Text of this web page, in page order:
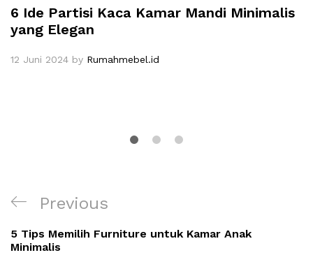
6 Ide Partisi Kaca Kamar Mandi Minimalis
yang Elegan
12 Juni 2024 by Rumahmebel.id
Navigasi
pos
Previous
Post
Previous
5 Tips Memilih Furniture untuk Kamar Anak
Minimalis